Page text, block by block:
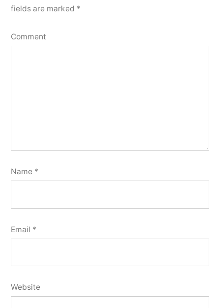
fields are marked *
Comment
Name *
Email *
Website